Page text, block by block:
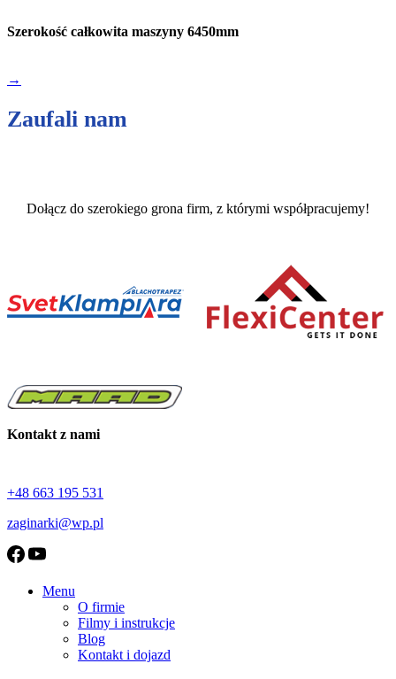
Szerokość całkowita maszyny 6450mm
→
Zaufali nam
Dołącz do szerokiego grona firm, z którymi współpracujemy!
Kontakt z nami
+48 663 195 531
zaginarki@wp.pl
Menu
O firmie
Filmy i instrukcje
Blog
Kontakt i dojazd